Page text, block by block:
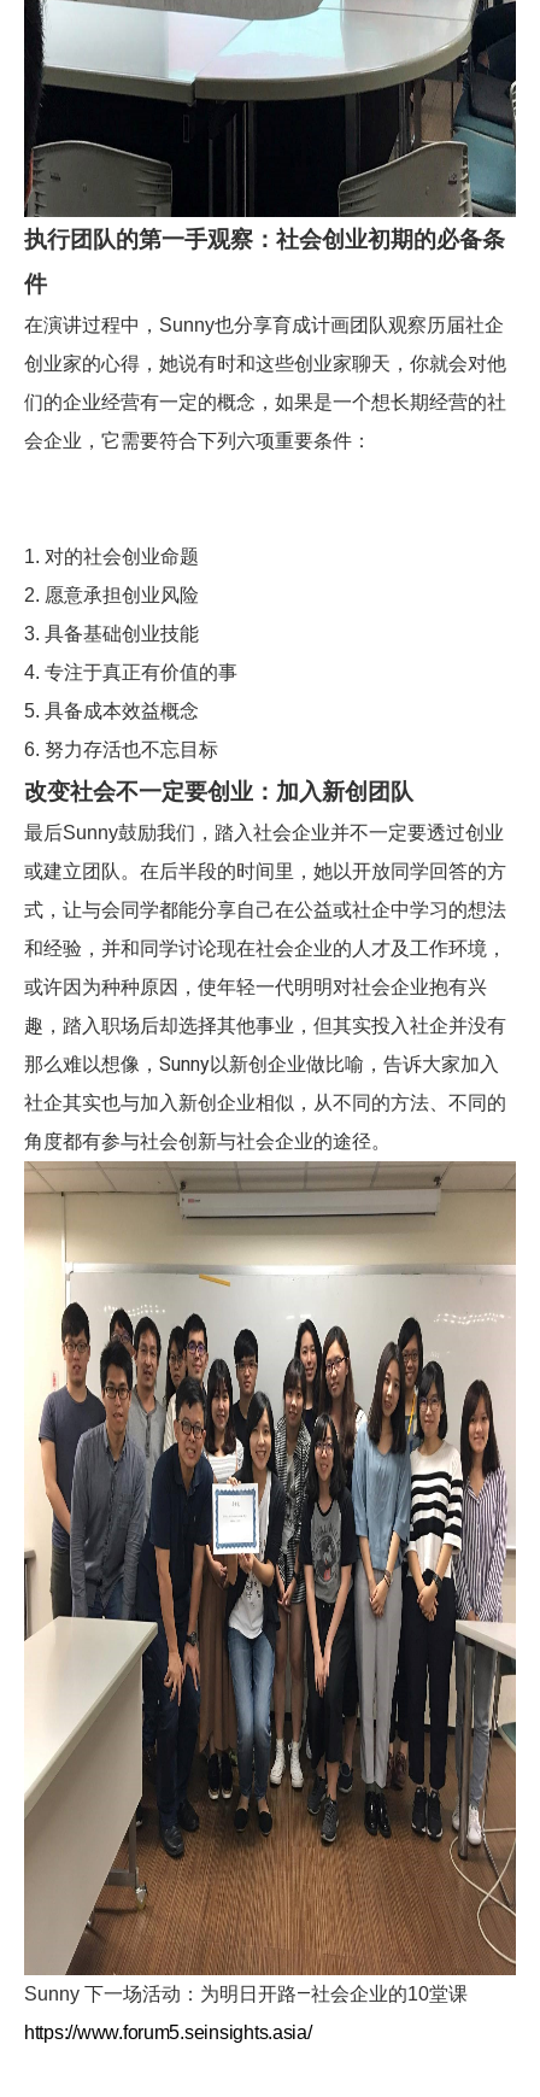
执行团队的第一手观察：社会创业初期的必备条
件
在演讲过程中，Sunny也分享育成计画团队观察历届社企
创业家的心得，她说有时和这些创业家聊天，你就会对他
们的企业经营有一定的概念，如果是一个想长期经营的社
会企业，它需要符合下列六项重要条件：
1. 对的社会创业命题
2. 愿意承担创业风险
3. 具备基础创业技能
4. 专注于真正有价值的事
5. 具备成本效益概念
6. 努力存活也不忘目标
改变社会不一定要创业：加入新创团队
最后Sunny鼓励我们，踏入社会企业并不一定要透过创业
或建立团队。在后半段的时间里，她以开放同学回答的方
式，让与会同学都能分享自己在公益或社企中学习的想法
和经验，并和同学讨论现在社会企业的人才及工作环境，
或许因为种种原因，使年轻一代明明对社会企业抱有兴
趣，踏入职场后却选择其他事业，但其实投入社企并没有
那么难以想像，Sunny以新创企业做比喻，告诉大家加入
社企其实也与加入新创企业相似，从不同的方法、不同的
角度都有参与社会创新与社会企业的途径。
Sunny 下一场活动：为明日开路—社会企业的10堂课
https://www.forum5.seinsights.asia/